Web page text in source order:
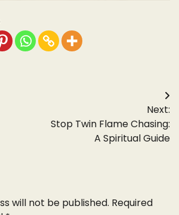
Next:
Stop Twin Flame Chasing:
A Spiritual Guide
will not be published. Required